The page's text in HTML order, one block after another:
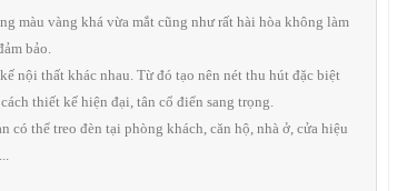
màu vàng khá vừa mắt cũng như rất hài hòa không làm
bảo.
nội thất khác nhau. Từ đó tạo nên nét thu hút đặc biệt
thiết kế hiện đại, tân cổ điển sang trọng.
có thể treo đèn tại phòng khách, căn hộ, nhà ở, cửa hiệu